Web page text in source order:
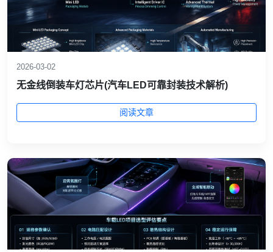
2026-03-02
无金线倒装车灯芯片(汽车LED可靠封装技术解析)
阅读文章